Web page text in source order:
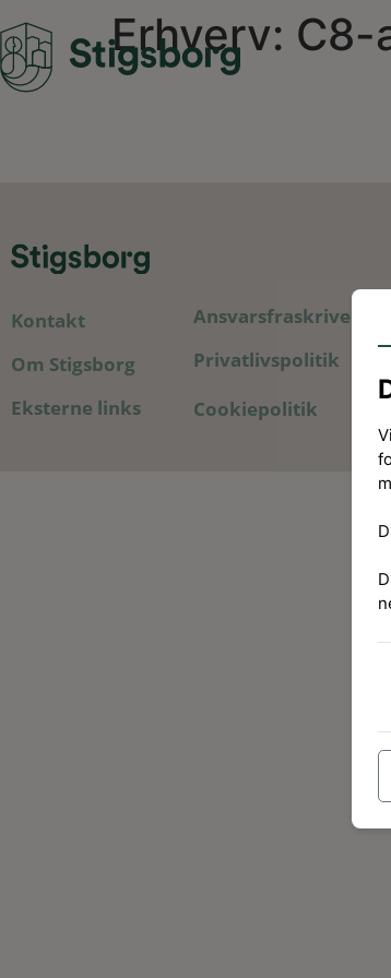
Erhverv: C8-
Kontakt
Om Stigsborg
Eksterne links
Ansvarsfraskrivelse
Privatlivspolitik
Cookiepolitik